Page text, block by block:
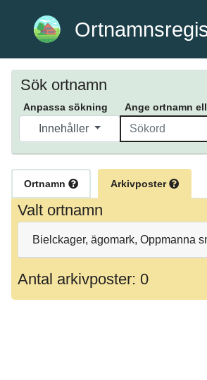
Sök ortnamn
Anpassa sökning Ange ortnamn
Innehåller
Ortnamn Arkivposter
Valt ortnamn
Bielckager, ägomark, Oppmanna
Antal arkivposter: 0